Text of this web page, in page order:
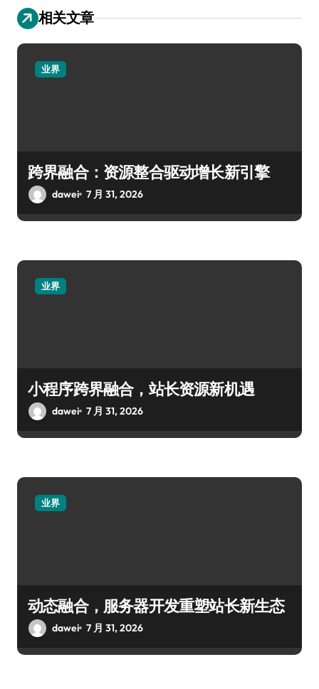
相关文章
业界
跨界融合：资源整合驱动增长新引擎
dawei 7 月 31, 2026
业界
小程序跨界融合，站长资源新机遇
dawei 7 月 31, 2026
业界
动态融合，服务器开发重塑站长新生态
dawei 7 月 31, 2026